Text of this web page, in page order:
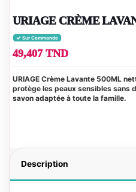
URIAGE CRÈME
Sur Commande
49,407 TND
URIAGE Crème Lavante 500ML
protège les peaux sensibles sans
savon adaptée à toute la famille.
Description